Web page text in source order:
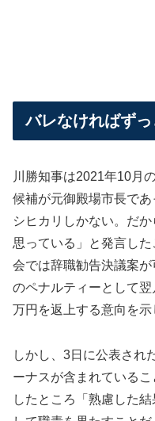
バレなければず
川勝知事は2021年10月
候補が元御殿場市長で
シヒカリしかない。だ
思っている」と発言し
会では辞職勧告決議案
のペナルティーとして
万円を返上する意向を示
しかし、3日に公表され
ーナスが含まれている
したところ「熟慮した